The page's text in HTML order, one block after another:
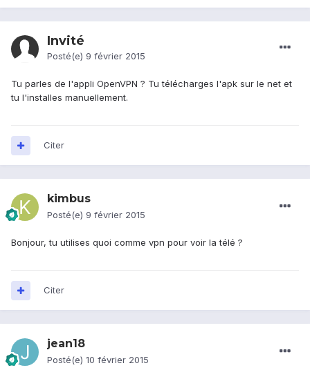
Invité
Posté(e) 9 février 2015
Tu parles de l'appli OpenVPN ? Tu télécharges l'apk sur le net et
tu l'installes manuellement.
Citer
kimbus
Posté(e) 9 février 2015
Bonjour, tu utilises quoi comme vpn pour voir la télé ?
Citer
jean18
Posté(e) 10 février 2015